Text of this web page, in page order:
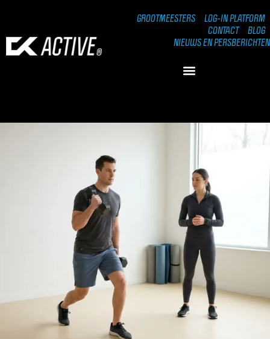
GROOTMEESTERS
LOG-IN PLATFORM
CONTACT
BLOG
NIEUWS EN PERSBERICHTEN